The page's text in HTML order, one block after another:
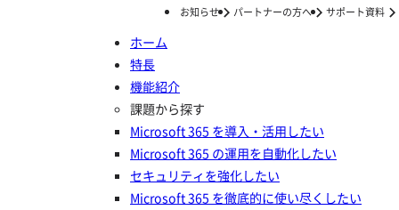
お知らせ パートナーの方へ サポート資料
ホーム
特長
機能紹介
課題から探す
Microsoft 365 を導入・活用したい
Microsoft 365 の運用を自動化したい
セキュリティを強化したい
Microsoft 365 を徹底的に使い尽くしたい
セミナー/イベント
セミナー/イベント